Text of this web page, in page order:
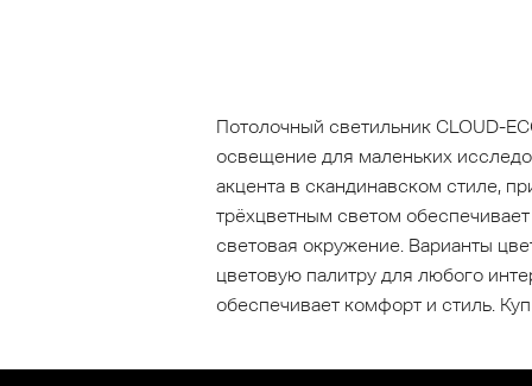
Потолочный светильник CLOUD-
освещение для маленьких
акцента в скандинавском стиле,
трёхцветным светом
световая окружение. Варианты
цветовую палитру для любого
обеспечивает комфорт и стиль.